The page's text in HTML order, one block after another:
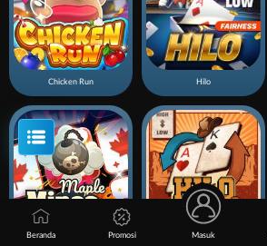
Chicken Run Hilo
Mines Maple Hilo Gold Rush
Beranda Promosi Masuk